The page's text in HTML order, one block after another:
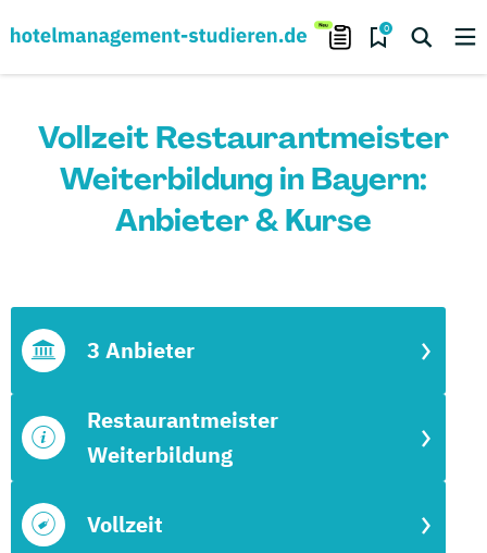
0
Vollzeit Restaurantmeister
Weiterbildung in Bayern:
Anbieter & Kurse
Vollzeit
Restaurantmeister
Weiterbildung
3 Anbieter